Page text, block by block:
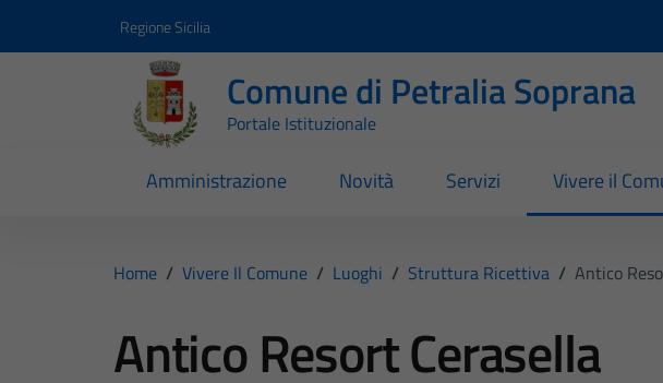
Regione Sicilia
Comune di Petralia Soprana
Portale Istituzionale
Amministrazione Novità Servizi Vivere il
Home / Vivere Il Comune / Luoghi / Struttura Ricettiva / Antico
Antico Resort Cerasella